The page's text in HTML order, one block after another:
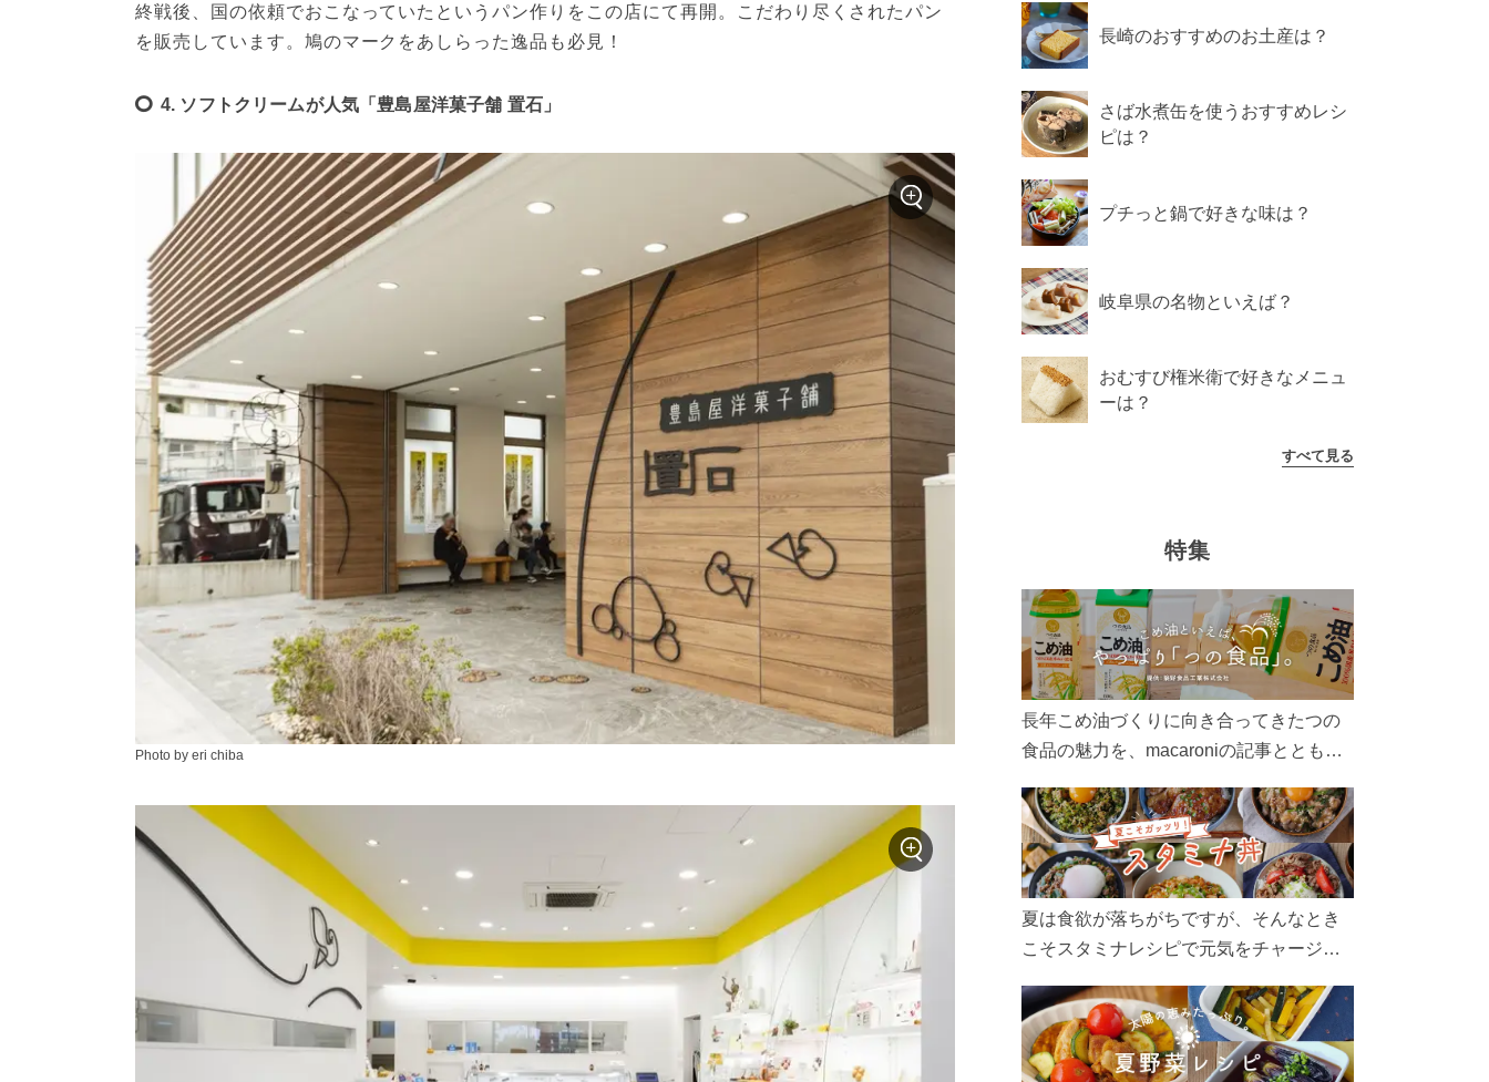
終戦後、国の依頼でおこなっていたというパン作りをこの店にて再開。こだわり尽くされたパン
を販売しています。鳩のマークをあしらった逸品も必見！
4. ソフトクリームが人気「豊島屋洋菓子舗 置石」
Photo by eri chiba
長崎のおすすめのお土産は？
さば水煮缶を使うおすすめレシ
ピは？
プチっと鍋で好きな味は？
岐阜県の名物といえば？
おむすび権米衛で好きなメニュ
ーは？
すべて見る
特集
長年こめ油づくりに向き合ってきたつの
食品の魅力を、macaroniの記事とともに
ん、製造現場や品質へのこだわりまで。
こめ油をもっと好きになるコンテンツを
ぜひお楽しみください。
夏は食欲が落ちがちですが、そんなとき
こそスタミナレシピで元気をチャージ！
リ食べて、夏バテを吹き飛ばしましょ
う！